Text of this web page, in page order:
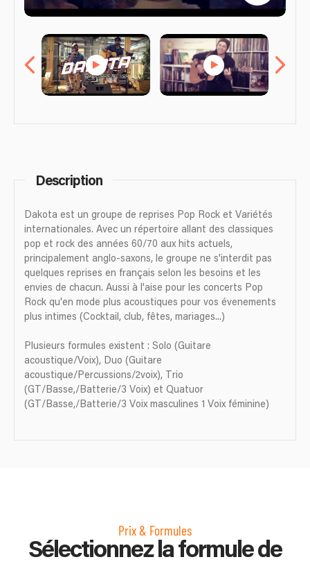
Description
Dakota est un groupe de reprises Pop Rock et Variétés
internationales. Avec un répertoire allant des classiques
pop et rock des années 60/70 aux hits actuels,
principalement anglo-saxons, le groupe ne s'interdit pas
quelques reprises en français selon les besoins et les
envies de chacun. Aussi à l'aise pour les concerts Pop
Rock qu'en mode plus acoustiques pour vos évenements
plus intimes (Cocktail, club, fêtes, mariages...)
Plusieurs formules existent : Solo (Guitare
acoustique/Voix), Duo (Guitare
acoustique/Percussions/2voix), Trio
(GT/Basse,/Batterie/3 Voix) et Quatuor
(GT/Basse,/Batterie/3 Voix masculines 1 Voix féminine)
Prix & Formules
Sélectionnez la formule de